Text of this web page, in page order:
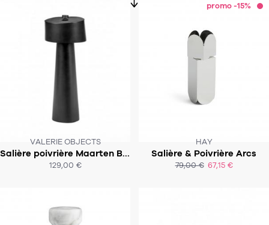
VALERIE OBJECTS
Salière poivrière Maarten Baas - VALERIE OBJECTS
129,00 €
SOUS 2 SEMAINES
ACHAT EXPRESS
promo -15%
HAY
Salière & Poivrière Arcs
79,00 € 67,15 €
ACHAT EXPRESS